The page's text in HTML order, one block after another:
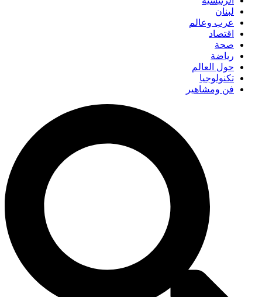
لبنان
عرب وعالم
اقتصاد
صحة
رياضة
حول العالم
تكنولوجيا
فن ومشاهير